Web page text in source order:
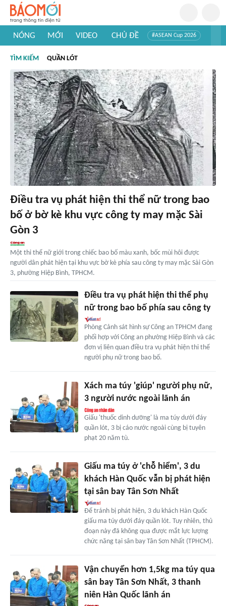
NÓNG MỚI VIDEO CHỦ ĐỀ #ASEAN Cup 2026
#Khám phá thế giới
TÌM KIẾM QUẦN LÓT
Điều tra vụ phát hiện thi thể nữ trong bao
bố ở bờ kè khu vực công ty may mặc Sài
Gòn 3
Một thi thể nữ giới trong chiếc bao bố màu xanh, bốc mùi hôi được
người dân phát hiện tại khu vực bờ kè phía sau công ty may mặc Sài Gòn
3, phường Hiệp Bình, TPHCM.
Điều tra vụ phát hiện thi thể phụ
nữ trong bao bố phía sau công ty
Phòng Cảnh sát hình sự Công an TPHCM đang
phối hợp với Công an phường Hiệp Bình và các
đơn vị liên quan điều tra vụ phát hiện thi thể
người phụ nữ trong bao bố.
Xách ma túy 'giúp' người phụ nữ,
3 người nước ngoài lãnh án
Giấu 'thuốc dinh dưỡng' là ma túy dưới đáy
quần lót, 3 bị cáo nước ngoài cùng bị tuyên
phạt 20 năm tù.
Giấu ma túy ở 'chỗ hiểm', 3 du
khách Hàn Quốc vẫn bị phát hiện
tại sân bay Tân Sơn Nhất
Để tránh bị phát hiện, 3 du khách Hàn Quốc
giấu ma túy dưới đáy quần lót. Tuy nhiên, thủ
đoạn này đã không qua được mắt lực lượng
chức năng tại sân bay Tân Sơn Nhất (TPHCM).
Vận chuyển hơn 1,5kg ma túy qua
sân bay Tân Sơn Nhất, 3 thanh
niên Hàn Quốc lãnh án